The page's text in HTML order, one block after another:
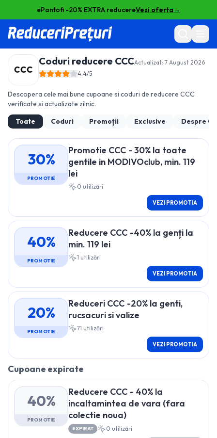
ePantofi -20% EXTRA reducereVezi oferta→
Coduri reducere CCCActualizat: 7 August 2026
4.4/5
Descopera cele mai bune cupoane si coduri de reducere CCC
verificate si actualizate zilnic.
Toate
Coduri Promoții Exclusive Despre
30%
PROMOTIE
Promotie CCC - 30% la toate
gentile in MODIVOclub, min. 119
lei
0 utilizări
VEZI PROMOTIA
40%
PROMOTIE
Reducere CCC -40% la genți la
min. 119 lei
1 utilizări
VEZI PROMOTIA
20%
PROMOTIE
Reduceri CCC -20% la genti,
rucsacuri si valize
71 utilizări
VEZI PROMOTIA
Cupoane expirate
40%
PROMOTIE
Reducere CCC - 40% la
incaltamintea de vara (fara
colectie noua)
EXPIRAT 0 utilizări